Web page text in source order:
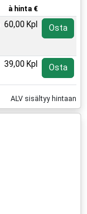
à hinta €
60,00 Kpl Osta
39,00 Kpl Osta
ALV sisältyy hintaan